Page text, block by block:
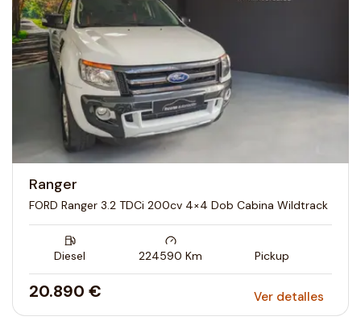
Ranger
FORD Ranger 3.2 TDCi 200cv 4×4 Dob Cabina Wildtrack
Diesel 224590 Km Pickup
20.890 € Ver detalles